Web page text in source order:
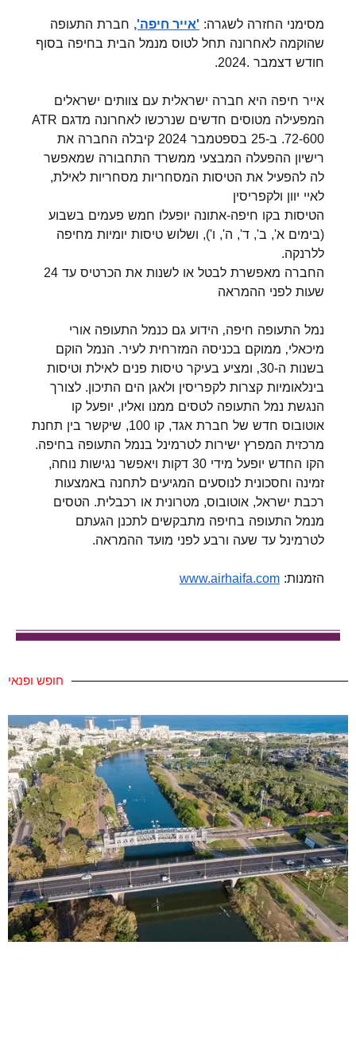
מסימני החזרה לשגרה: 'אייר חיפה', חברת התעופה
שהוקמה לאחרונה תחל לטוס מנמל הבית בחיפה בסוף
חודש דצמבר .2024.
אייר חיפה היא חברה ישראלית עם צוותים ישראלים
המפעילה מטוסים חדשים שנרכשו לאחרונה מדגם ATR
72-600. ב-25 בספטמבר 2024 קיבלה החברה את
רישיון ההפעלה המבצעי ממשרד התחבורה שמאפשר
לה להפעיל את הטיסות המסחריות מסחריות לאילת,
לאיי יוון ולקפריסין
הטיסות בקו חיפה-אתונה יופעלו חמש פעמים בשבוע
(בימים א', ב', ד', ה', ו'), ושלוש טיסות יומיות מחיפה
ללרנקה.
החברה מאפשרת לבטל או לשנות את הכרטיס עד 24
שעות לפני ההמראה
נמל התעופה חיפה‚ הידוע גם כנמל התעופה אורי
מיכאלי‚ ממוקם בכניסה המזרחית לעיר. הנמל הוקם
בשנות ה-30‚ ומציע בעיקר טיסות פנים לאילת וטיסות
בינלאומיות קצרות לקפריסין ולאגן הים התיכון. לצורך
הנגשת נמל התעופה לטסים ממנו ואליו, יופעל קו
אוטובוס חדש של חברת אגד, קו 100, שיקשר בין תחנת
מרכזית המפרץ ישירות לטרמינל בנמל התעופה בחיפה.
הקו החדש יופעל מידי 30 דקות ויאפשר נגישות נוחה,
זמינה וחסכונית לנוסעים המגיעים לתחנה באמצעות
רכבת ישראל, אוטובוס, מטרונית או רכבלית. הטסים
מנמל התעופה בחיפה מתבקשים לתכנן הגעתם
לטרמינל עד שעה ורבע לפני מועד ההמראה.
הזמנות: www.airhaifa.com
חופש ופנאי